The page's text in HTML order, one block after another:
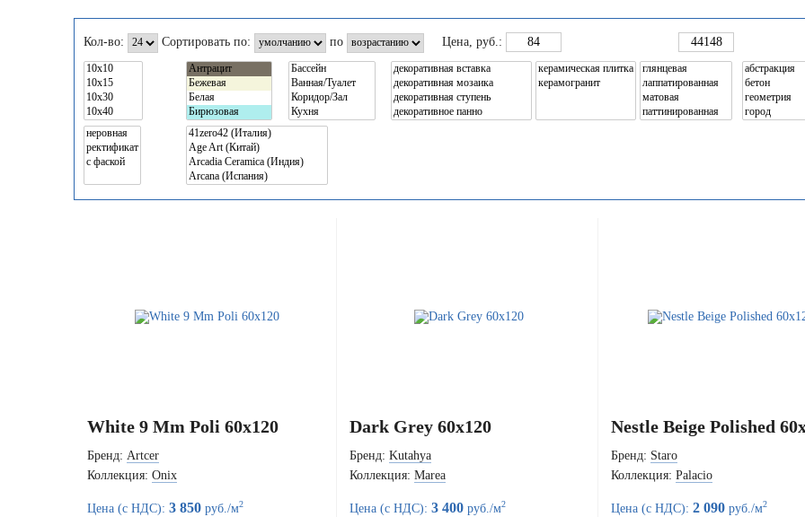
Кол-во: Сортировать по: по Цена, руб.:
White 9 Mm Poli 60x120
Бренд: Artcer
Коллекция: Onix
Цена (с НДС): 3 850 руб./м2
Dark Grey 60x120
Бренд: Kutahya
Коллекция: Marea
Цена (с НДС): 3 400руб./м2
Nestle Beige Polished
Бренд: Staro
Коллекция: Palacio
Цена (с НДС): 2 090 руб./м2